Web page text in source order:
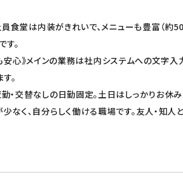
食堂は内装がきれいで、メニューも豊富（
。
安心》メインの業務は社内システムへの文
。
・交替なしの日勤固定。土日はしっかりお休
なく、自分らしく働ける職場です。友人・知人